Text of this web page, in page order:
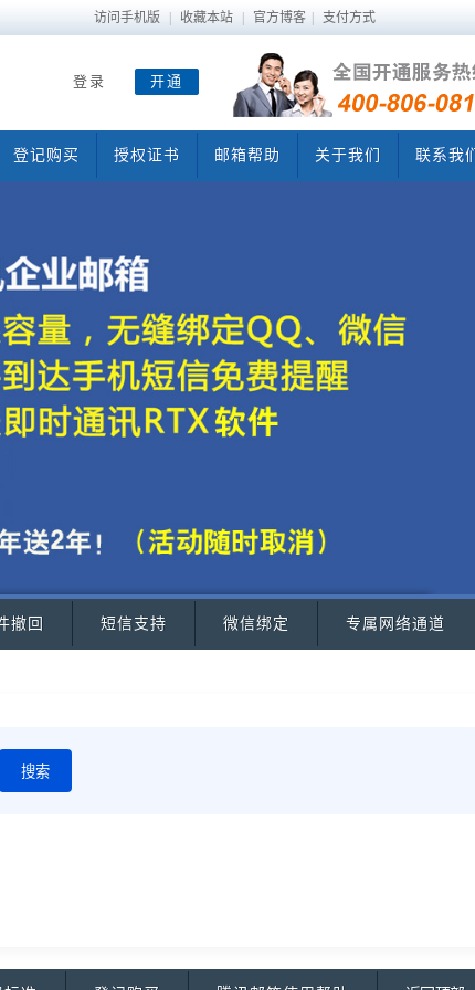
访问手机版 收藏本站 官方博客 支付方式
开通
登录
登记购买 授权证书 邮箱帮助 关于我们 联系我们
撤回 短信支持 微信绑定 专属网络通道